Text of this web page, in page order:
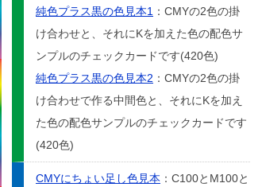
純色プラス黒の色見本1 ：CMYの2色の掛
け合わせと、それにKを加えた色の配色サ
ンプルのチェックカードです(420色)
純色プラス黒の色見本2 ：CMYの2色の掛
け合わせで作る中間色と、それにKを加え
た色の配色サンプルのチェックカードです
(420色)
CMYにちょい足し色見本 ：C100とM100と